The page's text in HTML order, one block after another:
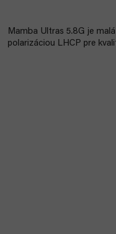
Mamba Ultras 5.8G je
polarizáciou LHCP pre